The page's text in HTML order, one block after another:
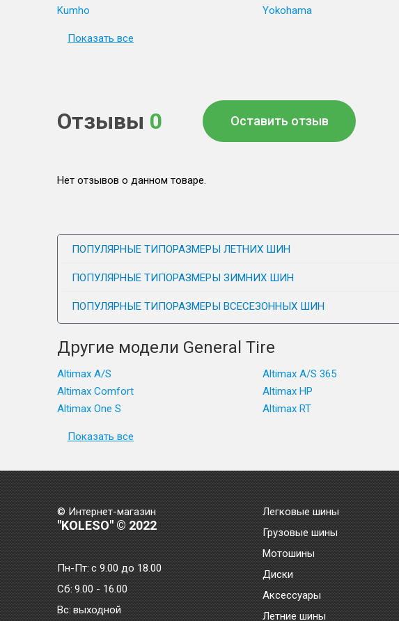
Kumho
Yokohama
Показать все
Отзывы 0 Оставить отзыв
Нет отзывов о данном товаре.
ПОПУЛЯРНЫЕ ТИПОРАЗМЕРЫ ЛЕТНИХ ШИН
ПОПУЛЯРНЫЕ ТИПОРАЗМЕРЫ ЗИМНИХ ШИН
ПОПУЛЯРНЫЕ ТИПОРАЗМЕРЫ ВСЕСЕЗОННЫХ ШИН
Другие модели General Tire
Altimax A/S Altimax A/S 365
Altimax Comfort
Altimax HP
Altimax One S
Altimax RT
Показать все
© Интернет-магазин
"KOLESO" © 2022
Пн-Пт:с 9.00 до 18.00
Сб: 9.00 - 16.00
Bc: выходной
Легковые шины
Грузовые шины
Мотошины
Диски
Аксессуары
Летние шины